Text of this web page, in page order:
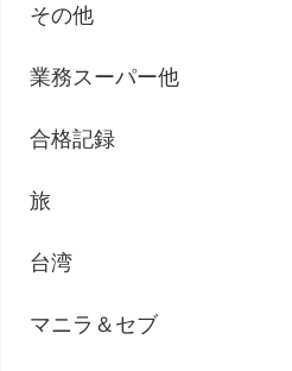
その他
業務スーパー他
合格記録
旅
台湾
マニラ＆セブ